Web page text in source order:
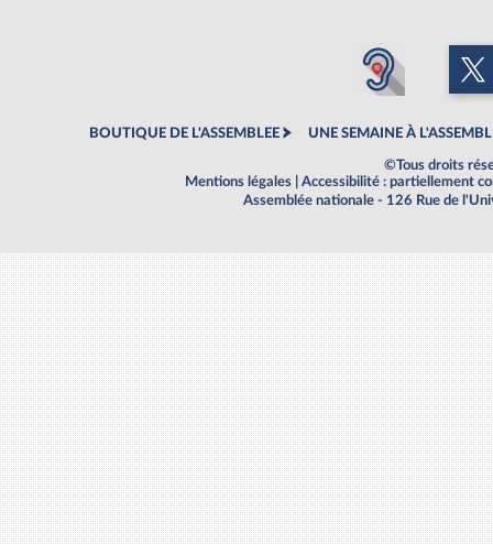
BOUTIQUE DE L'ASSEMBLEE UNE SEMAINE À
©Tous droits
Mentions légales
Accessibilité : partiellement
Assemblée nationale - 126 Rue de